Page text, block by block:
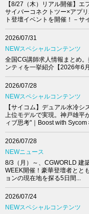
【8/27（木）リアル開催】
サイバーコネクトツー×アプ
ト登壇イベントを開催！－サ
2026/07/31
NEWスペシャルコンテンツ
全国CG講師求人情報まとめ
ンティを一挙紹介【2026年6
2026/07/28
NEWスペシャルコンテンツ
【サイコム】デュアル水冷
上位モデルで実現。神戸雄平
ィブ思考"｜Boost with Sycom
2026/07/28
NEWニュース
8/3（月）～、CGWORLD 建
WEEK開催！豪華登壇者とと
ョンの現在地を探る5日間...
2026/07/24
NEWスペシャルコンテンツ